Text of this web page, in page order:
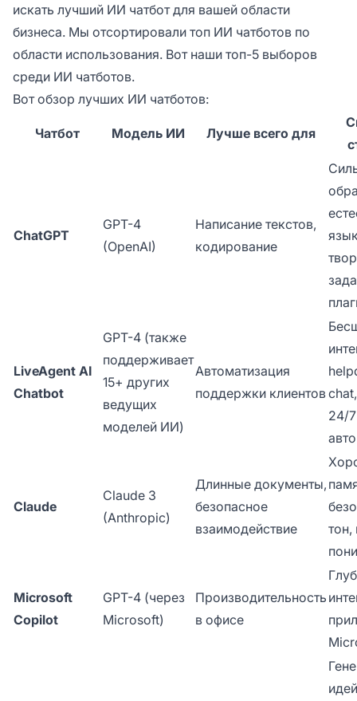
искать лучший ИИ чатбот для вашей области
бизнеса. Мы отсортировали топ ИИ чатботов по
области использования. Вот наши топ-5 выборов
среди ИИ чатботов.
Вот обзор лучших ИИ чатботов:
Чатбот Модель ИИ Лучше всего для
ChatGPT
GPT-4
(OpenAI)
Написание текстов,
кодирование
LiveAgent AI
Chatbot
GPT-4 (также
поддерживает
15+ других
ведущих
моделей ИИ)
Автоматизация
поддержки клиентов
24/7
Claude
Claude 3
(Anthropic)
Длинные документы,
безопасное
взаимодействие
Microsoft
Copilot
GPT-4 (через
Microsoft)
Производительность
в офисе